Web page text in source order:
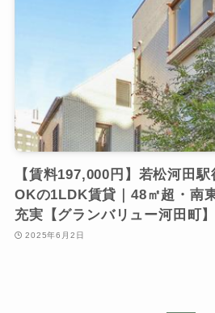
【賃料197,000円】若松河田
OKの1LDK賃貸｜48㎡超・南
充実【グランバリュー河田町】
2025年6月2日